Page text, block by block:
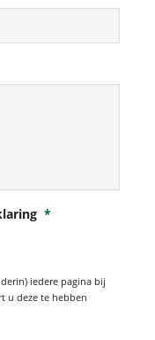
*
iedere pagina bij
u deze te hebben